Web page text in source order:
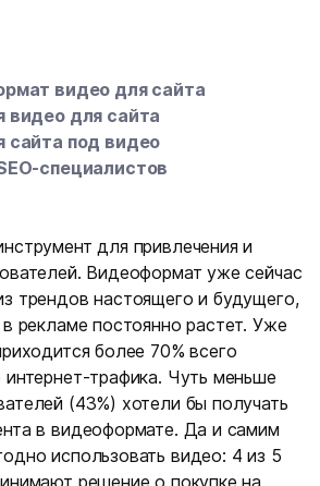
видео для сайта
видео для сайта
сайта под видео
специалистов
для привлечения и
Видеоформат уже сейчас
трендов настоящего и будущего,
рекламе постоянно растет. Уже
более 70% всего
интернет-трафика. Чуть меньше
(43%) хотели бы получать
в видеоформате. Да и самим
использовать видео: 4 из 5